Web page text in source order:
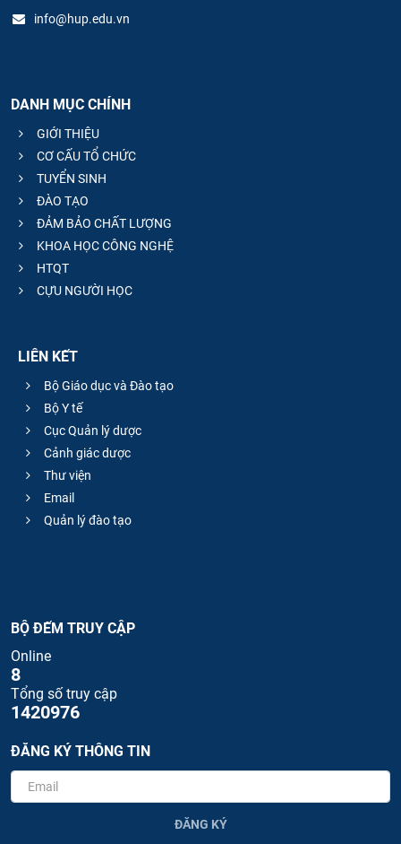
info@hup.edu.vn
DANH MỤC CHÍNH
GIỚI THIỆU
CƠ CẤU TỔ CHỨC
TUYỂN SINH
ĐÀO TẠO
ĐẢM BẢO CHẤT LƯỢNG
KHOA HỌC CÔNG NGHỆ
HTQT
CỰU NGƯỜI HỌC
LIÊN KẾT
Bộ Giáo dục và Đào tạo
Bộ Y tế
Cục Quản lý dược
Cảnh giác dược
Thư viện
Email
Quản lý đào tạo
BỘ ĐẾM TRUY CẬP
Online
8
Tổng số truy cập
1420976
ĐĂNG KÝ THÔNG TIN
ĐĂNG KÝ